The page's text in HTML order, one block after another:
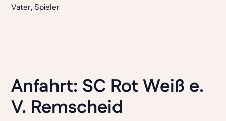
Vater, Spieler
Anfahrt: SC Rot Weiß e.
V. Remscheid